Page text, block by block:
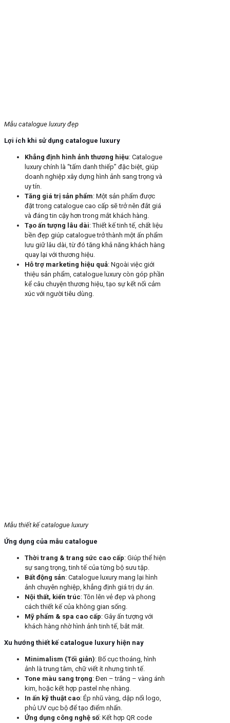
Mẫu catalogue luxury đẹp
Lợi ích khi sử dụng catalogue luxury
Khẳng định hình ảnh thương hiệu: Catalogue
luxury chính là “tấm danh thiếp” đặc biệt, giúp
doanh nghiệp xây dựng hình ảnh sang trọng và
uy tín.
Tăng giá trị sản phẩm: Một sản phẩm được
đặt trong catalogue cao cấp sẽ trở nên đắt giá
và đáng tin cậy hơn trong mắt khách hàng.
Tạo ấn tượng lâu dài: Thiết kế tinh tế, chất liệu
bền đẹp giúp catalogue trở thành một ấn phẩm
lưu giữ lâu dài, từ đó tăng khả năng khách hàng
quay lại với thương hiệu.
Hỗ trợ marketing hiệu quả: Ngoài việc giới
thiệu sản phẩm, catalogue luxury còn góp phần
kể câu chuyện thương hiệu, tạo sự kết nối cảm
xúc với người tiêu dùng.
Mẫu thiết kế catalogue luxury
Ứng dụng của mẫu catalogue
Thời trang & trang sức cao cấp: Giúp thể hiện
sự sang trọng, tinh tế của từng bộ sưu tập.
Bất động sản: Catalogue luxury mang lại hình
ảnh chuyên nghiệp, khẳng định giá trị dự án.
Nội thất, kiến trúc: Tôn lên vẻ đẹp và phong
cách thiết kế của không gian sống.
Mỹ phẩm & spa cao cấp: Gây ấn tượng với
khách hàng nhờ hình ảnh tinh tế, bắt mắt.
Xu hướng thiết kế catalogue luxury hiện nay
Minimalism (Tối giản): Bố cục thoáng, hình
ảnh là trung tâm, chữ viết ít nhưng tinh tế.
Tone màu sang trọng: Đen – trắng – vàng ánh
kim, hoặc kết hợp pastel nhẹ nhàng.
In ấn kỹ thuật cao: Ép nhũ vàng, dập nổi logo,
phủ UV cục bộ để tạo điểm nhấn.
Ứng dụng công nghệ số: Kết hợp QR code